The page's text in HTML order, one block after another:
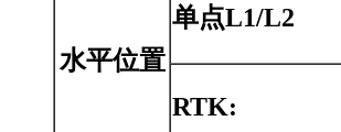
水平位置
单点L1/L2
RTK: